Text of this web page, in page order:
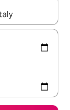
prechádzať